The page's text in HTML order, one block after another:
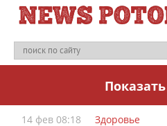
14 фев 08:18 Здоровье